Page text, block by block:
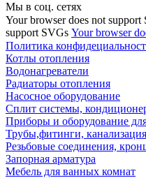
Мы в соц. сетях
Your browser does not support
support SVGs Your browser
Политика
Котлы отопления
Водонагреватели
Радиаторы отопления
Насосное оборудование
Сплит системы,
Приборы и оборудование
Трубы,фитинги, канализация
Резьбовые соединения,
Запорная арматура
Мебель для ванных комнат